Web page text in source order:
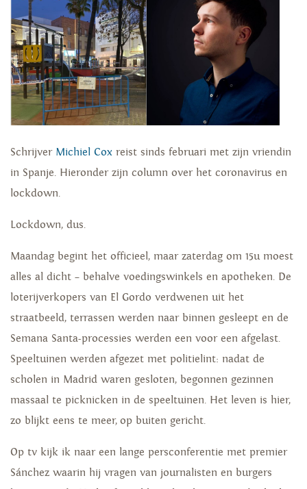
Schrijver Michiel Cox reist sinds februari met zijn vriendin
in Spanje. Hieronder zijn column over het coronavirus en
lockdown.
Lockdown, dus.
Maandag begint het officieel, maar zaterdag om 15u moest
alles al dicht – behalve voedingswinkels en apotheken. De
loterijverkopers van El Gordo verdwenen uit het
straatbeeld, terrassen werden naar binnen gesleept en de
Semana Santa-processies werden een voor een afgelast.
Speeltuinen werden afgezet met politielint: nadat de
scholen in Madrid waren gesloten, begonnen gezinnen
massaal te picknicken in de speeltuinen. Het leven is hier,
zo blijkt eens te meer, op buiten gericht.
Op tv kijk ik naar een lange persconferentie met premier
Sánchez waarin hij vragen van journalisten en burgers